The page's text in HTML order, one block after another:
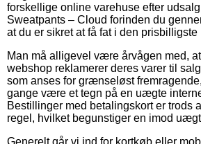
forskellige online varehuse efter
Sweatpants – Cloud forinden du
at du er sikret at få fat i den prisbilligste
Man må alligevel være årvågen med,
webshop reklamerer deres varer til
som anses for grænseløst
gange være et tegn på en uægte
Bestillinger med betalingskort er trods
regel, hvilket begunstiger en imod
Generelt går vi ind for kortkøb eller